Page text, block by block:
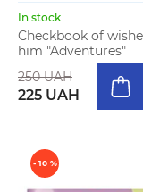
In stock
Checkbook of
him "Adventures"
250 UAH
225 UAH
- 10 %